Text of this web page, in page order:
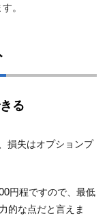
。
る
損失はオプションプ
円程ですので、最低
的な点だと言えま